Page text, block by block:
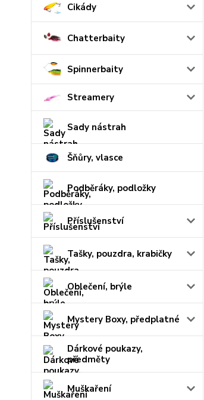
Cikády
Chatterbaity
Spinnerbaity
Streamery
Sady nástrah
Šňůry, vlasce
Podběráky, podložky
Příslušenství
Tašky, pouzdra, krabičky
Oblečení, brýle
Mystery Boxy, předplatné
Dárkové poukazy,
předměty
Muškaření